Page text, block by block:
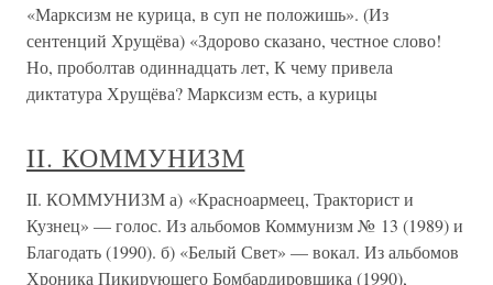
«Марксизм не курица, в суп не положишь». (Из
сентенций Хрущёва) «Здорово сказано, честное слово!
Но, проболтав одиннадцать лет, К чему привела
диктатура Хрущёва? Марксизм есть, а курицы
II. КОММУНИЗМ
II. КОММУНИЗМ а) «Красноармеец, Тракторист и
Кузнец» — голос. Из альбомов Коммунизм № 13 (1989) и
Благодать (1990). б) «Белый Свет» — вокал. Из альбомов
Хроника Пикирующего Бомбардировщика (1990),